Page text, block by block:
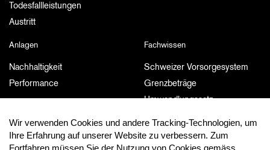
Todesfallleistungen
Austritt
Anlagen
Nachhaltigkeit
Performance
Fachwissen
Schweizer Vorsorgesystem
Grenzbeträge
Umwandlungssatz
Dokumente und Publikationen MyPension
Wir verwenden Cookies und andere Tracking-Technologien, um
Ihre Erfahrung auf unserer Website zu verbessern. Zum